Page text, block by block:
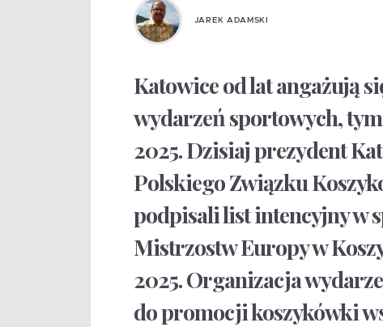
JAREK ADAMSKI
Katowice od lat angażują
wydarzeń sportowych,
2025. Dzisiaj prezydent
Polskiego Związku
podpisali list intencyjny w
Mistrzostw Europy w
2025. Organizacja
do promocji koszykówki